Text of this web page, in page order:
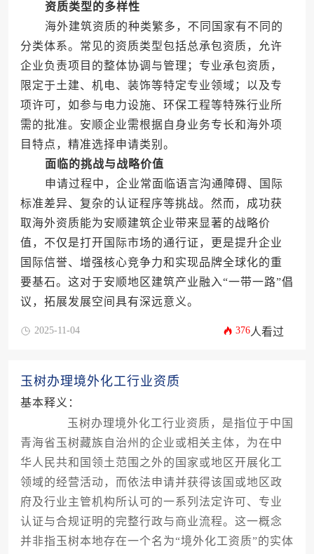
资质类型的多样性
海外建筑资质的种类繁多，不同国家有不同的
分类体系。常见的资质类型包括总承包资质，允许
企业负责项目的整体协调与管理；专业承包资质，
限定于土建、机电、装饰等特定专业领域；以及专
项许可，如参与电力设施、环保工程等特殊行业所
需的批准。安顺企业需根据自身业务专长和海外项
目特点，精准选择申请类别。
面临的挑战与战略价值
申请过程中，企业常面临语言沟通障碍、国际
标准差异、复杂的认证程序等挑战。然而，成功获
取海外资质能为安顺建筑企业带来显著的战略价
值，不仅是打开国际市场的通行证，更是提升企业
国际信誉、增强核心竞争力和实现品牌全球化的重
要基石。这对于安顺地区建筑产业融入“一带一路”倡
议，拓展发展空间具有深远意义。
2025-11-04 376人看过
玉树办理境外化工行业资质
基本释义：
玉树办理境外化工行业资质，是指位于中国
青海省玉树藏族自治州的企业或相关主体，为在中
华人民共和国领土范围之外的国家或地区开展化工
领域的经营活动，而依法申请并获得该国或地区政
府及行业主管机构所认可的一系列法定许可、专业
认证与合规证明的完整行政与商业流程。这一概念
并非指玉树本地存在一个名为“境外化工资质”的实体